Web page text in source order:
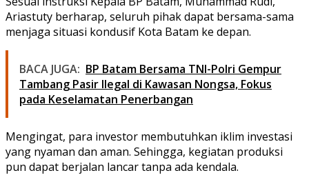
Ariastuty berharap, seluruh pihak dapat bersama-sama
menjaga situasi kondusif Kota Batam ke depan.
BACA JUGA: BP Batam Bersama TNI-Polri Gempur
Tambang Pasir Ilegal di Kawasan Nongsa, Fokus
pada Keselamatan Penerbangan
Mengingat, para investor membutuhkan iklim investasi
yang nyaman dan aman. Sehingga, kegiatan produksi
pun dapat berjalan lancar tanpa ada kendala.